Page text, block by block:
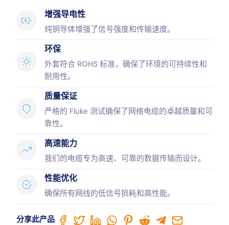
增强导电性
纯铜导体增强了信号强度和传输速度。
环保
外套符合 ROHS 标准，确保了环境的可持续性和
耐用性。
质量保证
严格的 Fluke 测试确保了网络电缆的卓越质量和可
靠性。
高速能力
我们的电缆专为高速、可靠的数据传输而设计。
性能优化
确保所有网线的低信号损耗和高性能。
分享此产品